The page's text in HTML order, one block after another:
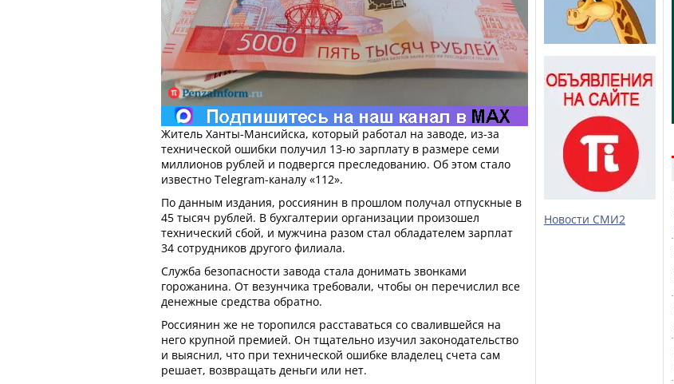
Житель Ханты-Мансийска, который работал на заводе, из-за
технической ошибки получил 13-ю зарплату в размере семи
миллионов рублей и подвергся преследованию. Об этом стало
известно Telegram-каналу «112».
По данным издания, россиянин в прошлом получал отпускные в
45 тысяч рублей. В бухгалтерии организации произошел
технический сбой, и мужчина разом стал обладателем зарплат
34 сотрудников другого филиала.
Служба безопасности завода стала донимать звонками
горожанина. От везунчика требовали, чтобы он перечислил все
денежные средства обратно.
Россиянин же не торопился расставаться со свалившейся на
него крупной премией. Он тщательно изучил законодательство
и выяснил, что при технической ошибке владелец счета сам
решает, возвращать деньги или нет.
Новости СМИ2